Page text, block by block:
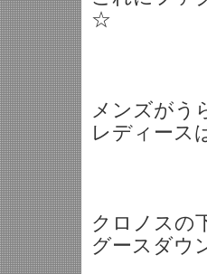
☆
メンズがう
レディース
クロノスの
グースダウ